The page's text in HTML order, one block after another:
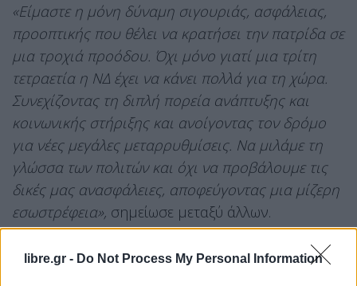
libre.gr - Do Not Process My Personal Information
«Είμαστε η μόνη δύναμη σιγουριάς, ασφάλειας,
προοπτικής που θέλει να κρατήσει την πατρίδα σε
μια τροχιά προόδου. Όχι μόνο γιατί μια τρίτη
τετραετία η ΝΔ έχει να κάνει πολλά για τη χώρα.
Συνεχίζοντας τη διπλή πορεία ανάπτυξης και
κοινωνικής στήριξης και ανοίγοντας τον δρόμο
για νέες μεγάλες μεταρρυθμίσεις. Να μιλάμε τη
γλώσσα των πολιτών και όχι να προβάλουμε τις
δικές μας ανασφάλειες, αποφεύγοντας μια μίζερη
εσωστρέφεια», σημείωσε μεταξύ άλλων.
Στην πρόταση για τηΣυνταγματική Αναθεώρηση